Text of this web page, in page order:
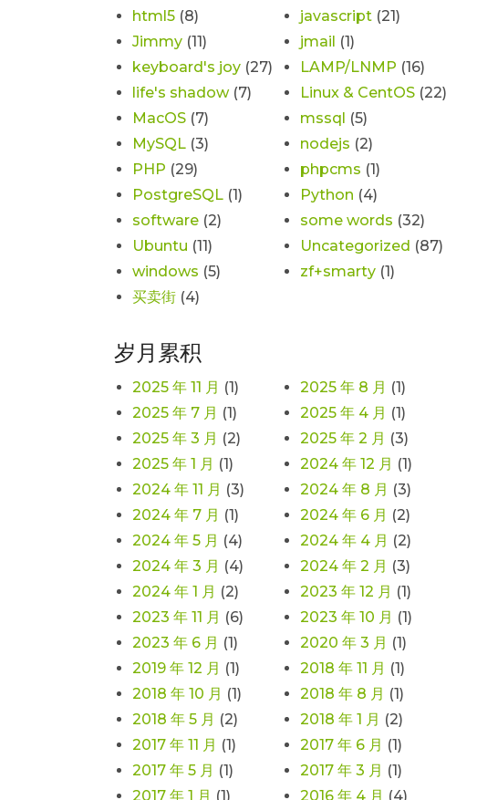
html5 (8) javascript (21)
Jimmy (11) jmail (1)
keyboard's joy (27) LAMP/LNMP (16)
life's shadow(7) Linux & CentOS (22)
MacOS (7) mssql (5)
MySQL (3) nodejs (2)
PHP (29) phpcms (1)
PostgreSQL (1) Python (4)
software (2) some words (32)
Ubuntu (11) Uncategorized (87)
windows (5) zf+smarty (1)
买卖街 (4)
岁月累积
2025 年 11 月 (1) 2025 年 8 月 (1)
2025 年 7 月 (1) 2025 年 4 月 (1)
2025 年 3 月 (2) 2025 年 2 月 (3)
2025 年 1 月 (1) 2024 年 12 月 (1)
2024 年 11 月 (3) 2024 年 8 月 (3)
2024 年 7 月 (1) 2024 年 6 月 (2)
2024 年 5 月 (4) 2024 年 4 月 (2)
2024 年 3 月 (4) 2024 年 2 月 (3)
2024 年 1 月 (2) 2023 年 12 月 (1)
2023 年 11 月 (6) 2023 年 10 月 (1)
2023 年 6 月 (1) 2020 年 3 月 (1)
2019 年 12 月 (1) 2018 年 11 月 (1)
2018 年 10 月 (1) 2018 年 8 月 (1)
2018 年 5 月 (2) 2018 年 1 月 (2)
2017 年 11 月 (1) 2017 年 6 月 (1)
2017 年 5 月 (1) 2017 年 3 月 (1)
2017 年 1 月 (1) 2016 年 4 月 (4)